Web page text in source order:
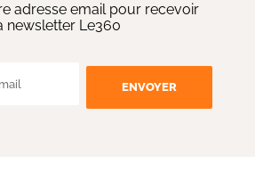
adresse email pour recevoir
newsletter Le360
ENVOYER